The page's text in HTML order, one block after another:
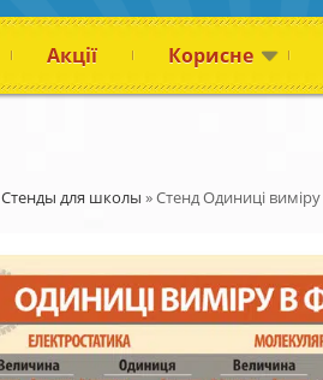
Акції Корисне
Стенды для школы »Стенд Одиниці